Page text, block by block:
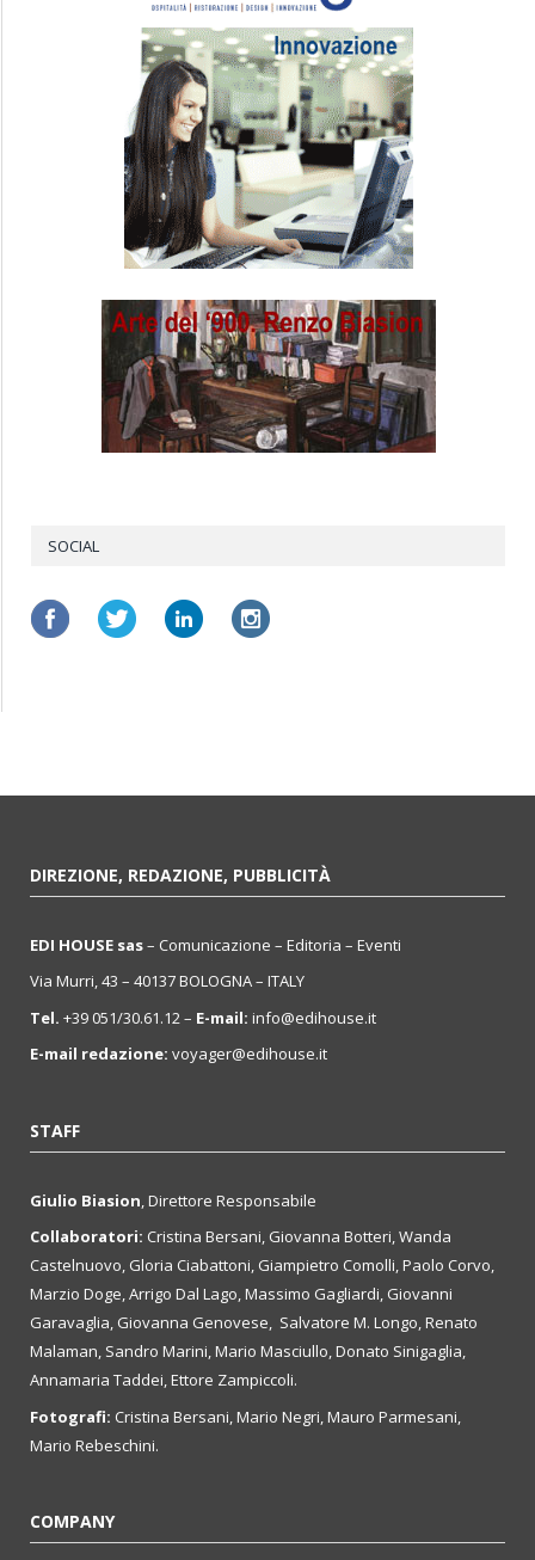
SOCIAL
DIREZIONE, REDAZIONE, PUBBLICITÀ
EDI HOUSE sas– Comunicazione – Editoria – Eventi
Via Murri, 43 – 40137 BOLOGNA – ITALY
Tel. +39 051/30.61.12 – E-mail: info@edihouse.it
E-mail redazione: voyager@edihouse.it
STAFF
Giulio Biasion , Direttore Responsabile
Collaboratori: Cristina Bersani, Giovanna Botteri, Wanda
Castelnuovo, Gloria Ciabattoni, Giampietro Comolli, Paolo Corvo,
Marzio Doge, Arrigo Dal Lago, Massimo Gagliardi, Giovanni
Garavaglia, Giovanna Genovese, Salvatore M. Longo, Renato
Malaman, Sandro Marini, Mario Masciullo, Donato Sinigaglia,
Annamaria Taddei, Ettore Zampiccoli.
Fotografi: Cristina Bersani, Mario Negri, Mauro Parmesani,
Mario Rebeschini.
COMPANY